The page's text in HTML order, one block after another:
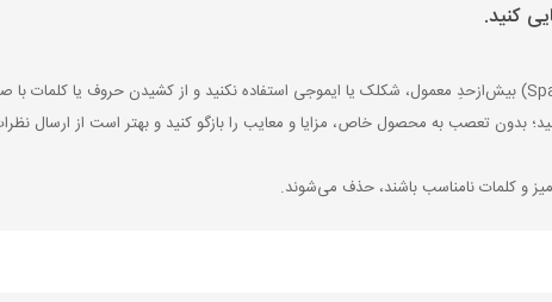
کنید.
بدون تعصب به محصول خاص، مزایا و معایب را بازگو کنید و بهتر است از ارسال
و کلمات نامناسب باشند، حذف می‌شوند.